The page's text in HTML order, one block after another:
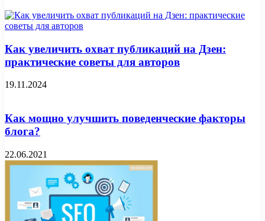
Как увеличить охват публикаций на Дзен:
практические советы для авторов
19.11.2024
Как мощно улучшить поведенческие факторы
блога?
22.06.2021